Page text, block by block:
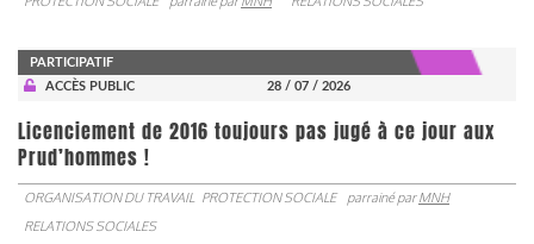
PARTICIPATIF
ACCÈS PUBLIC
28 / 07 / 2026
Licenciement de 2016 toujours pas jugé à ce jour aux
Prud’hommes !
ORGANISATION DU TRAVAIL PROTECTION SOCIALE parrainé parMNH
RELATIONS SOCIALES